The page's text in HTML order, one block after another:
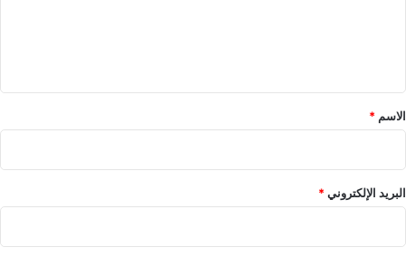
*
الاسم *
البريد الإلكتروني*